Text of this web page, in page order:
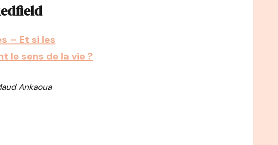
– Et si les
le sens de la vie ?
Ankaoua